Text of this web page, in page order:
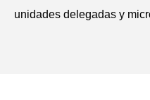
unidades delegadas y